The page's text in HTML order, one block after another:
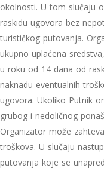
okolnosti. U tom slučaju
raskidu ugovora bez
turističkog putovanja.
ukupno uplaćena
u roku od 14 dana od
naknadu eventualnih
ugovora. Ukoliko Putnik
grubog i nedoličnog
Organizator može
troškova. U slučaju
putovanja koje se